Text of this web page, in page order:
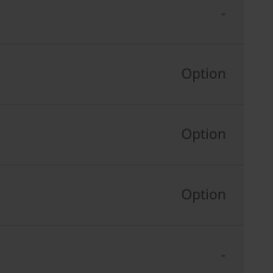
Option
Option
Option